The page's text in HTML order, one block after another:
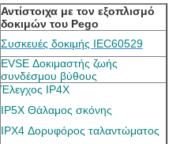
Αντίστοιχα με τον εξοπλισμό
δοκιμών του Pego
Συσκευές δοκιμής IEC60529
EVSE Δοκιμαστής ζωής
συνδέσμου βύθους
Έλεγχος IP4X
IP5X Θάλαμος σκόνης
IPX4 Δορυφόρος ταλαντώματος